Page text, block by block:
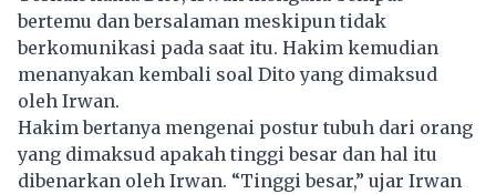
bertemu dan bersalaman meskipun tidak
berkomunikasi pada saat itu. Hakim kemudian
menanyakan kembali soal Dito yang dimaksud
oleh Irwan.
Hakim bertanya mengenai postur tubuh dari orang
yang dimaksud apakah tinggi besar dan hal itu
dibenarkan oleh Irwan. “Tinggi besar,” ujar Irwan